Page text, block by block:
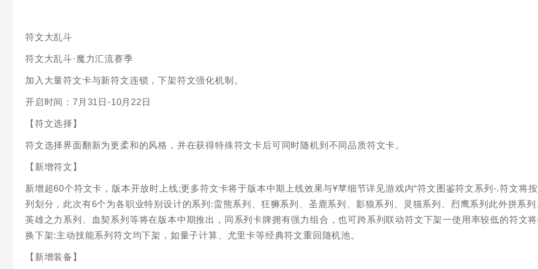
符文大乱斗
符文大乱斗·魔力汇流赛季
加入大量符文卡与新符文连锁，下架符文强化机制。
开启时间：7月31日-10月22日
【符文选择】
符文选择界面翻新为更柔和的风格，并在获得特殊符文卡后可同时随机到不同品质符文卡。
【新增符文】
新增超60个符文卡，版本开放时上线;更多符文卡将于版本中期上线效果与Ұ苹细节详见游戏内“符文图鉴符文系列-.符文将按
列划分，此次有6个为各职业特别设计的系列:蛮熊系列、狂狮系列、圣鹿系列、影狼系列、灵猫系列、烈鹰系列此外拼系列
英雄之力系列、血契系列等将在版本中期推出，同系列卡牌拥有强力组合，也可跨系列联动符文下架一使用率较低的符文
换下架:主动技能系列符文均下架，如量子计算、尤里卡等经典符文重回随机池。
【新增装备】